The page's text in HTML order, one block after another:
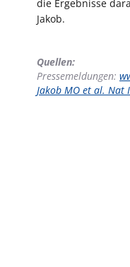
die Ergebnisse
Jakob.
Quellen:
Pressemeldungen:
Jakob MO et al.